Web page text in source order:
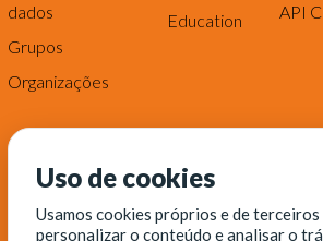
dados
Grupos
Organizações
Education
API
Uso de cookies
Usamos cookies próprios e de terceiros
personalizar o conteúdo e analisar o